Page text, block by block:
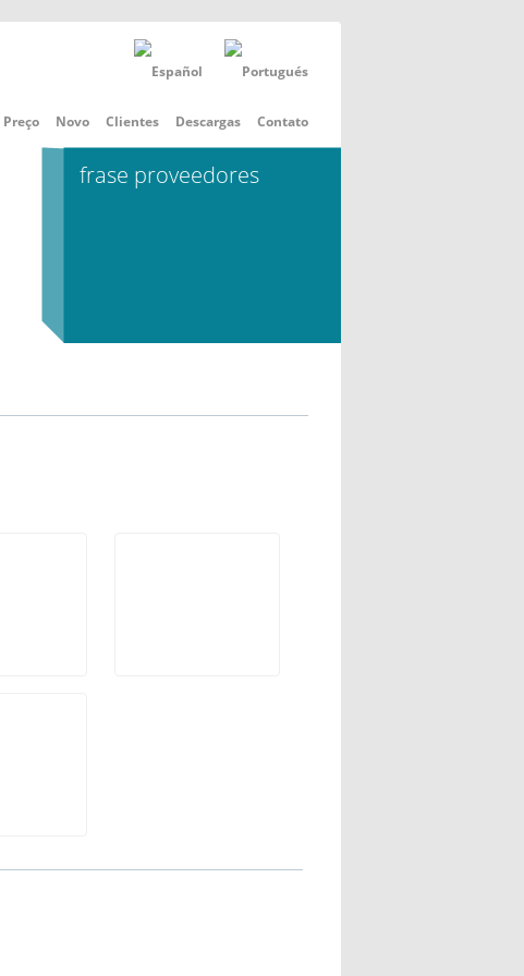
Preço Novo Clientes Descargas Contato
frase proveedores